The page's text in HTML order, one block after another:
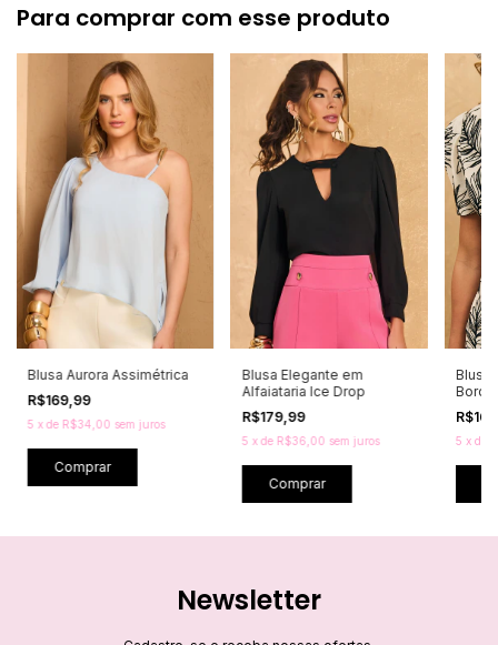
Para comprar com esse produto
Blusa Aurora Assimétrica
R$169,99
5 xde R$34,00 sem juros
Comprar
Blusa Elegante em
Alfaiataria Ice Drop
R$179,99
5 xde R$36,00 sem juros
Comprar
Blusa
5 x de
Newsletter